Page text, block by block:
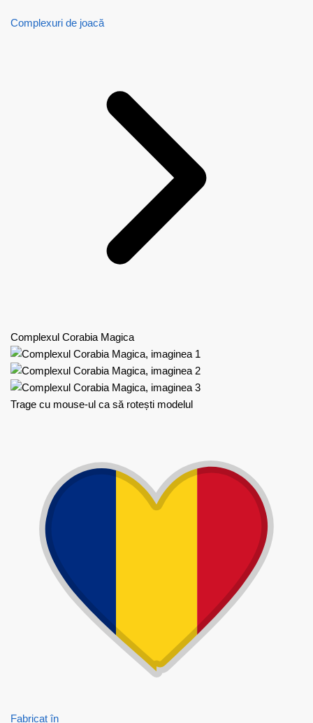
Complexuri de joacă
Complexul Corabia Magica
Trage cu mouse-ul ca să rotești modelul
Fabricat în